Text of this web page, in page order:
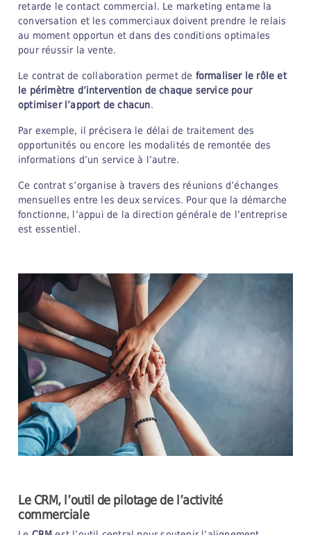
retarde le contact commercial. Le marketing entame la
conversation et les commerciaux doivent prendre le relais
au moment opportun et dans des conditions optimales
pour réussir la vente.
Le contrat de collaboration permet de formaliser le rôle et
le périmètre d’intervention de chaque service pour
optimiser l’apport de chacun.
Par exemple, il précisera le délai de traitement des
opportunités ou encore les modalités de remontée des
informations d’un service à l’autre.
Ce contrat s’organise à travers des réunions d’échanges
mensuelles entre les deux services. Pour que la démarche
fonctionne, l’appui de la direction générale de l’entreprise
est essentiel.
Le CRM, l’outil de pilotage de l’activité
commerciale